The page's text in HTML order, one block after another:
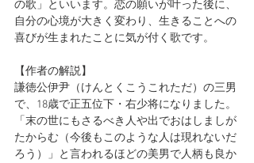
の歌」といいます。恋の願いが叶った後に、
自分の心境が大きく変わり、生きることへの
喜びが生まれたことに気が付く歌です。
【作者の解説】
謙徳公伊尹（けんとくこうこれただ）の三男
で、18歳で正五位下・右少将になりました。
「末の世にもさるべき人や出でおはしましが
たからむ（今後もこのような人は現れないだ
ろう）」と言われるほどの美男で人柄も良か